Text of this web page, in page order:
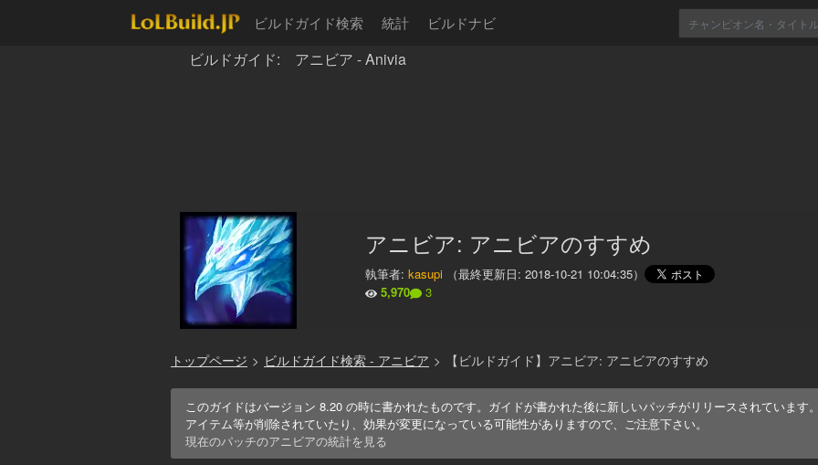
ビルドガイド検索 統計 ビルドナビ
ビルドガイド: アニビア - Anivia
アニビア: アニビアのすすめ
執筆者: kasupi （最終更新日: 2018-10-21 10:04:35）
5,970
3
トップページ > ビルドガイド検索 - アニビア > 【ビルドガイド】アニビア: アニビアのすすめ
このガイドはバージョン8.20 の時に書かれたものです。ガイドが書かれた後に新しいパッチがリリースされています
アイテム等が削除されていたり、効果が変更になっている可能性がありますので、ご注意下さい。
現在のパッチのアニビアの統計を見る